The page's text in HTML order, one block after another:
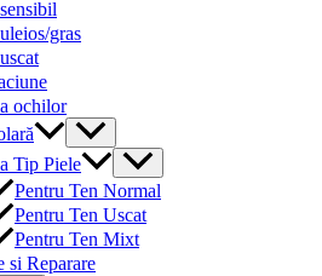
gras
ochilor
Menu
Toggle
Tip Piele
Menu
Toggle
Pentru Ten Normal
Pentru Ten Uscat
Pentru Ten Mixt
si Reparare